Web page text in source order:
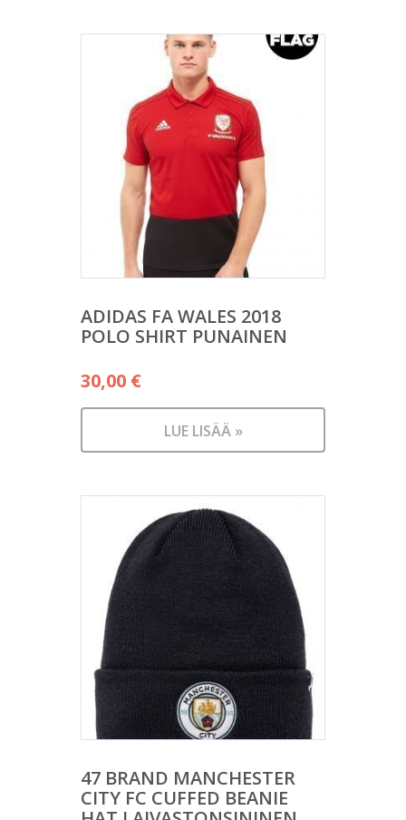
ADIDAS FA WALES 2018
POLO SHIRT PUNAINEN
30,00 €
LUE LISÄÄ »
47 BRAND MANCHESTER
CITY FC CUFFED BEANIE